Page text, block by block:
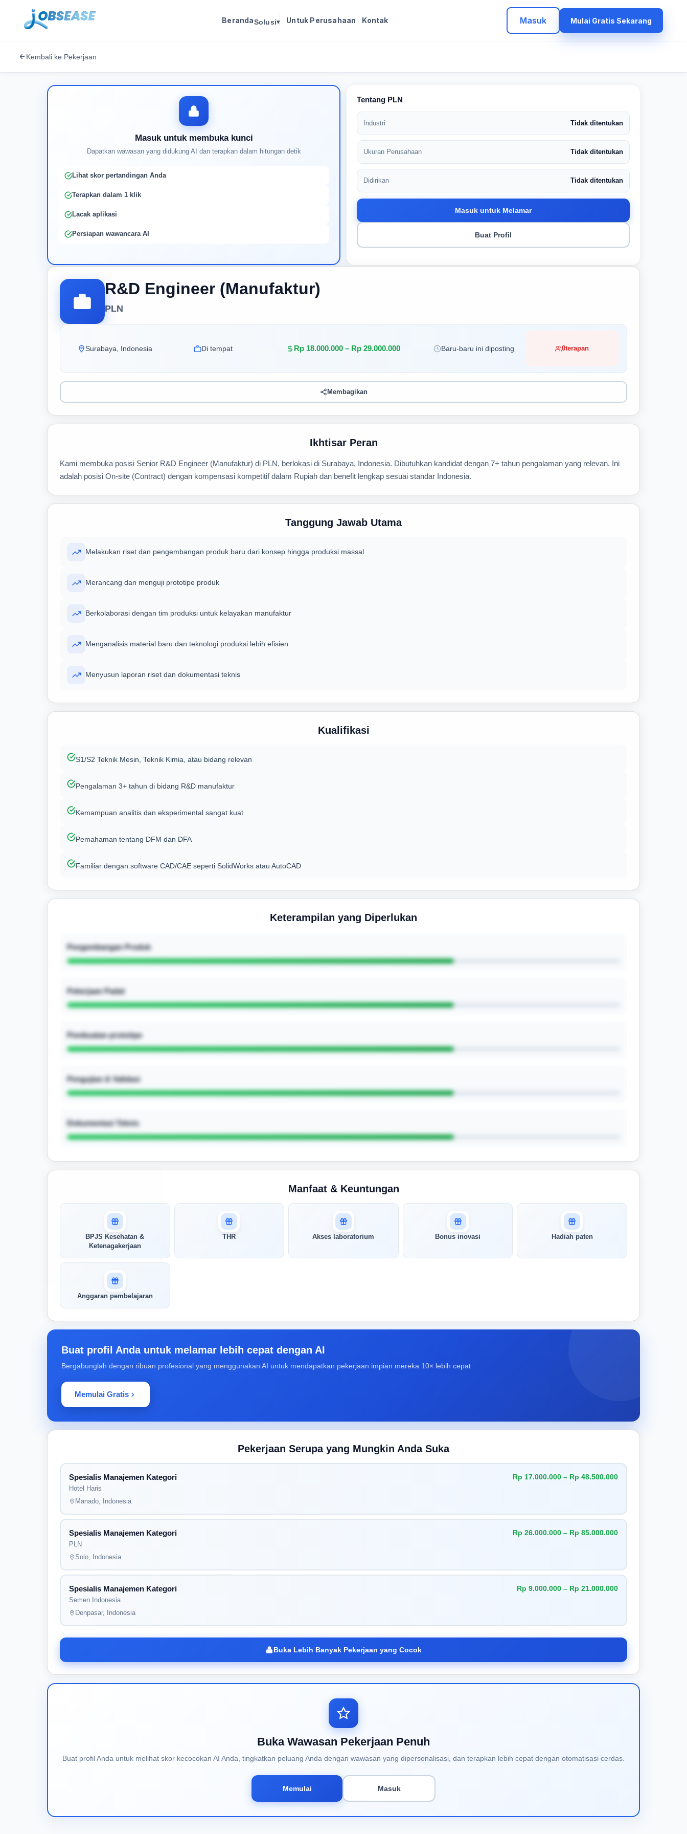
BerandaSolusi▾ Untuk Perusahaan Kontak Masuk Mulai Gratis Sekarang
Kembali ke Pekerjaan
R&D Engineer (Manufaktur)
PLN
Surabaya, Indonesia Di tempat Rp 18.000.000 – Rp 29.000.000 Baru-baru ini diposting 0terapan
Membagikan
Ikhtisar Peran
Kami membuka posisi Senior R&D Engineer (Manufaktur) di PLN, berlokasi di Surabaya, Indonesia. Dibutuhkan kandidat dengan 7+ tahun pengalaman yang relevan. Ini
adalah posisi On-site (Contract) dengan kompensasi kompetitif dalam Rupiah dan benefit lengkap sesuai standar Indonesia.
Tanggung Jawab Utama
Melakukan riset dan pengembangan produk baru dari konsep hingga produksi massal
Merancang dan menguji prototipe produk
Berkolaborasi dengan tim produksi untuk kelayakan manufaktur
Menganalisis material baru dan teknologi produksi lebih efisien
Menyusun laporan riset dan dokumentasi teknis
Kualifikasi
S1/S2 Teknik Mesin, Teknik Kimia, atau bidang relevan
Pengalaman 3+ tahun di bidang R&D manufaktur
Kemampuan analitis dan eksperimental sangat kuat
Pemahaman tentang DFM dan DFA
Familiar dengan software CAD/CAE seperti SolidWorks atau AutoCAD
Keterampilan yang Diperlukan
Pengembangan Produk
Pekerjaan Padat
Pembuatan prototipe
Pengujian & Validasi
Dokumentasi Teknis
pertandingan AI Anda
AI kami menganalisis profil Anda dan
menunjukkan seberapa cocok keahlian
Anda dengan peran ini
Buka Kunci Skor Pertandingan
Saya
Manfaat & Keuntungan
BPJS Kesehatan &
Ketenagakerjaan
THR Akses laboratorium Bonus inovasi Hadiah paten
Anggaran pembelajaran
Buat profil Anda untuk melamar lebih cepat dengan AI
Bergabunglah dengan ribuan profesional yang menggunakan AI untuk mendapatkan pekerjaan impian mereka 10× lebih cepat
Memulai Gratis
Pekerjaan Serupa yang Mungkin Anda Suka
Spesialis Manajemen Kategori
Hotel Haris
Rp 17.000.000 – Rp 48.500.000
Manado, Indonesia
Spesialis Manajemen Kategori
PLN
Rp 26.000.000 – Rp 85.000.000
Solo, Indonesia
Spesialis Manajemen Kategori
Semen Indonesia
Rp 9.000.000 – Rp 21.000.000
Denpasar, Indonesia
Buka Lebih Banyak Pekerjaan yang Cocok
Buka Wawasan Pekerjaan Penuh
Buat profil Anda untuk melihat skor kecocokan AI Anda, tingkatkan peluang Anda dengan wawasan yang dipersonalisasi, dan terapkan lebih cepat dengan otomatisasi cerdas.
Memulai Masuk
Masuk untuk membuka kunci
Dapatkan wawasan yang didukung AI dan terapkan dalam hitungan detik
Lihat skor pertandingan Anda
Terapkan dalam 1 klik
Lacak aplikasi
Persiapan wawancara AI
Tentang PLN
Industri Tidak ditentukan
Ukuran Perusahaan Tidak ditentukan
Didirikan Tidak ditentukan
Masuk untuk Melamar
Buat Profil